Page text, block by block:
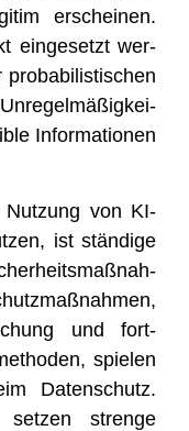
erschei­nen.
ein­ge­setzt wer­
Infor­ma­tio­nen
von KI-
ist stän­di­ge
und fort­
spie­len
Daten­schutz.
set­zen stren­ge